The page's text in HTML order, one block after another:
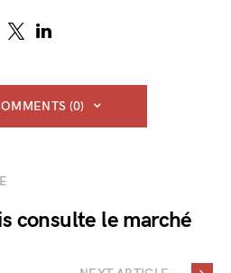
(0)
consulte le marché